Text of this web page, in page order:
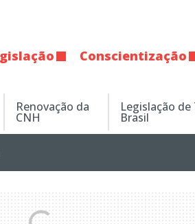
Conscientização
Renovação da
CNH
Legislação
Brasil